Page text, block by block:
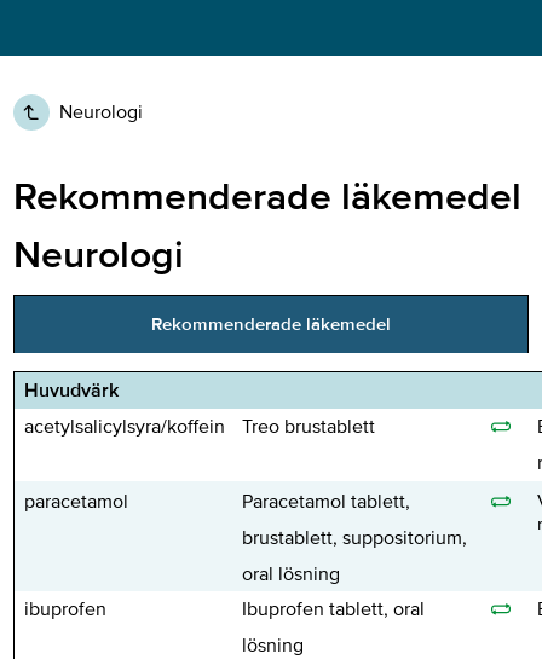
Neurologi
Rekommenderade läkemedel
Neurologi
Rekommenderade läkemedel
Huvudvärk
acetylsalicylsyra/koffein
Treo brustablett
paracetamol
Paracetamol tablett,
brustablett, suppositorium,
oral lösning
ibuprofen
Ibuprofen tablett, oral
lösning